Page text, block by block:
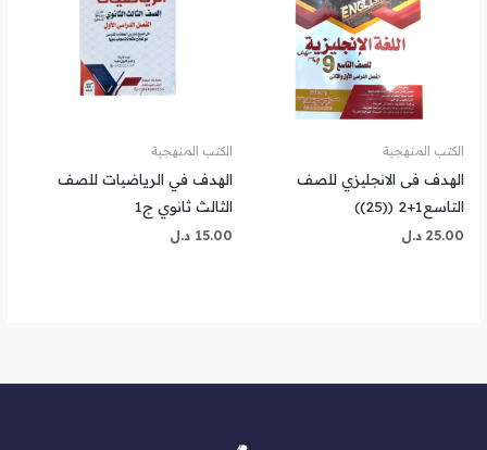
الكتب المنهجية
الهدف فى الانجليزي للصف
التاسع1+2 ((25))
25.00 د.ل
الكتب المنهجية
الهدف في الرياضيات للصف
الثالث ثانوي ج1
15.00 د.ل